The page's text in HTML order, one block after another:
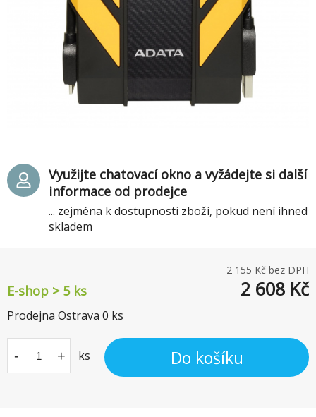
2 155 Kč bez DPH
E-shop > 5 ks 2 608 Kč
Prodejna Ostrava 0 ks
- + ks Do košíku
Využijte chatovací okno a vyžádejte si další
informace od prodejce
... zejména k dostupnosti zboží, pokud není ihned
skladem